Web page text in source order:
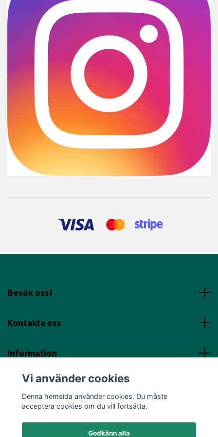
Besök oss!
Kontakta oss
Information
Sociala Media
Vi använder cookies
Denna hemsida använder cookies. Du måste
acceptera cookies om du vill fortsätta.
Godkänn alla